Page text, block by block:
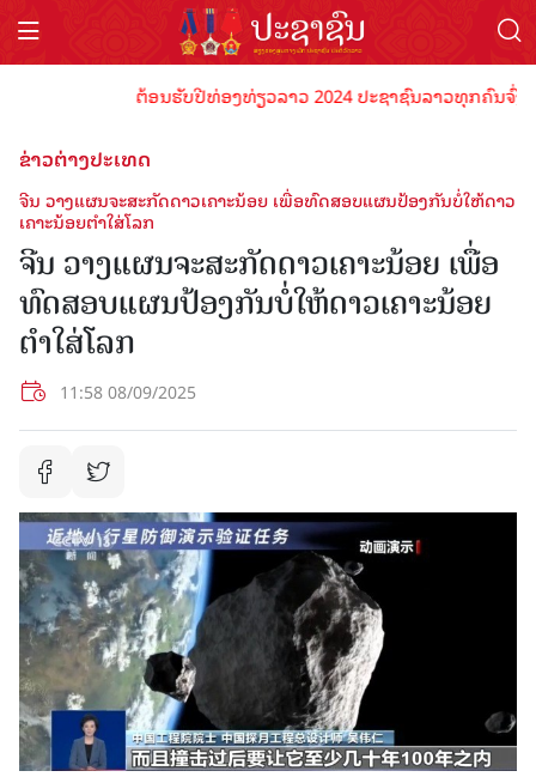
ຕ້ອນຮັບປີທ່ອງທ່ຽວລາວ 2024 ປະຊາຊົນລາວທຸກຄົນຈົ່ງ
ຂ່າວຕ່າງປະເທດ
ຈີນ ວາງແຜນຈະສະກັດດາວເຄາະນ້ອຍ ເພື່ອທົດສອບແຜນປ້ອງກັນບໍ່ໃຫ້ດາວ
ເຄາະນ້ອຍຕຳໃສ່ໂລກ
ຈີນ ວາງແຜນຈະສະກັດດາວເຄາະນ້ອຍ ເພື່ອ
ທົດສອບແຜນປ້ອງກັນບໍ່ໃຫ້ດາວເຄາະນ້ອຍ
ຕຳໃສ່ໂລກ
11:58 08/09/2025